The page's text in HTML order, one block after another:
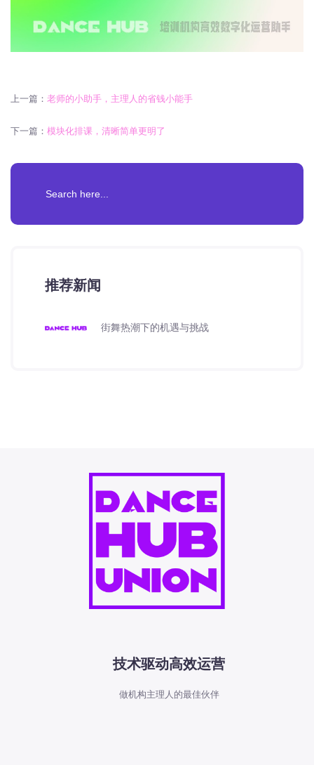
上一篇： 老师的小助手，主理人的省钱小能手
下一篇： 模块化排课，清晰简单更明了
推荐新闻
街舞热潮下的机遇与挑战
技术驱动高效运营
做机构主理人的最佳伙伴